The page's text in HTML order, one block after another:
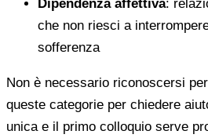
Dipendenza affettiva:
che non riesci a
sofferenza
Non è necessario riconoscersi
queste categorie per chiedere
unica e il primo colloquio serve